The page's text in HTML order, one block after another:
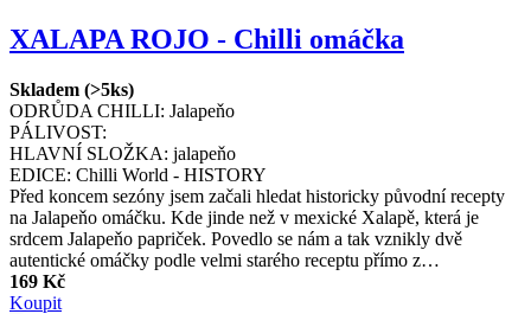
XALAPA ROJO - Chilli omáčka
Skladem (>5ks)
ODRŮDA CHILLI: Jalapeňo
PÁLIVOST:
HLAVNÍ SLOŽKA: jalapeňo
EDICE: Chilli World - HISTORY
Před koncem sezóny jsem začali hledat historicky původní recepty
na Jalapeňo omáčku. Kde jinde než v mexické Xalapě, která je
srdcem Jalapeňo papriček. Povedlo se nám a tak vznikly dvě
autentické omáčky podle velmi starého receptu přímo z…
169 Kč
Koupit